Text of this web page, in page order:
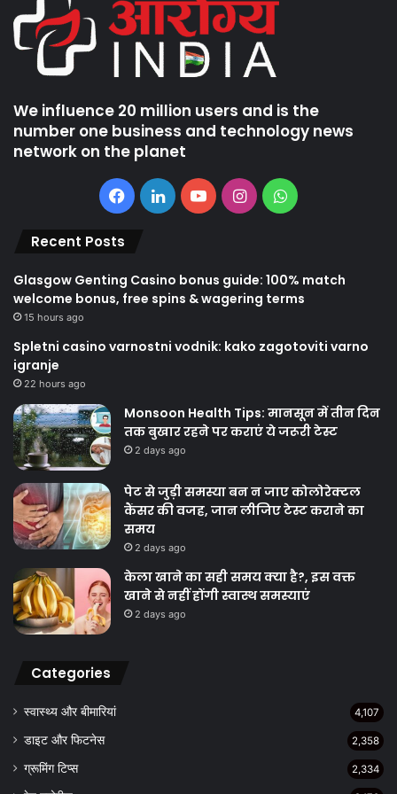
We influence 20 million users and is the
number one business and technology news
network on the planet
Facebook
LinkedInYouTubeInstagramWhatsApp
Recent Posts
Glasgow Genting Casino bonus guide: 100% match
welcome bonus, free spins & wagering terms
15 hours ago
Spletni casino varnostni vodnik: kako zagotoviti varno
igranje
22 hours ago
Monsoon Health Tips: मानसून में तीन दिन
तक बुखार रहने पर कराएं ये जरूरी टेस्ट
2 days ago
पेट से जुड़ी समस्या बन न जाए कोलोरेक्टल
कैंसर की वजह, जान लीजिए टेस्ट कराने का
समय
2 days ago
केला खाने का सही समय क्‍या है?, इस वक्त
खाने से नहीं होंगी स्वास्थ समस्याएं
2 days ago
Categories
स्वास्थ्य और बीमारियां 4,107
डाइट और फिटनेस 2,358
ग्रूमिंग टिप्स 2,334